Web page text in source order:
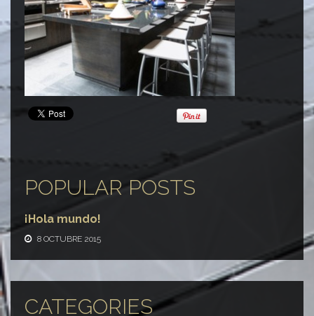
POPULAR POSTS
¡Hola mundo!
8 OCTUBRE 2015
CATEGORIES